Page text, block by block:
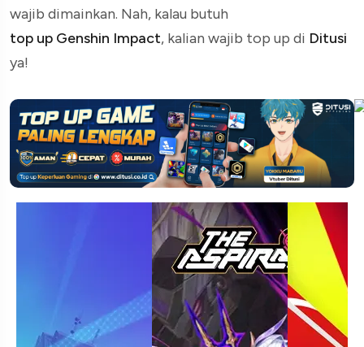
wajib dimainkan. Nah, kalau butuh
top up Genshin Impact, kalian wajib top up di Ditusi
ya!